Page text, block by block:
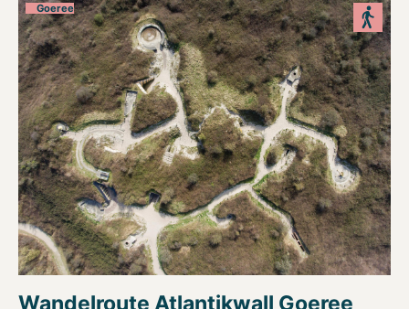
Goeree
Wandelroute Atlantikwall Goeree